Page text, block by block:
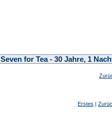
Seven for Tea - 30 Jahre, 1
Erstes |